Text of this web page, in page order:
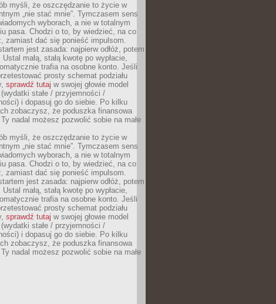
myśli, że oszczędzanie to życie w
„nie stać mnie”. Tymczasem sens
wyborach, a nie w totalnym
pasa. Chodzi o to, by wiedzieć, na co
zamiast dać się ponieść impulsom.
jest zasada: najpierw odłóż, potem
małą, stałą kwotę po wypłacie,
trafia na osobne konto. Jeśli
prosty schemat podziału
sprawdź tutaj w swojej głowie model
stałe / przyjemności /
i dopasuj go do siebie. Po kilku
zobaczysz, że poduszka finansowa
nadal możesz pozwolić sobie na małe
myśli, że oszczędzanie to życie w
„nie stać mnie”. Tymczasem sens
wyborach, a nie w totalnym
pasa. Chodzi o to, by wiedzieć, na co
zamiast dać się ponieść impulsom.
jest zasada: najpierw odłóż, potem
małą, stałą kwotę po wypłacie,
trafia na osobne konto. Jeśli
prosty schemat podziału
sprawdź tutaj w swojej głowie model
stałe / przyjemności /
i dopasuj go do siebie. Po kilku
zobaczysz, że poduszka finansowa
nadal możesz pozwolić sobie na małe